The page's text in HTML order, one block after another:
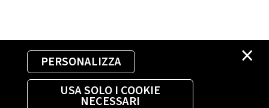
×
PERSONALIZZA
USA SOLO I COOKIE
NECESSARI